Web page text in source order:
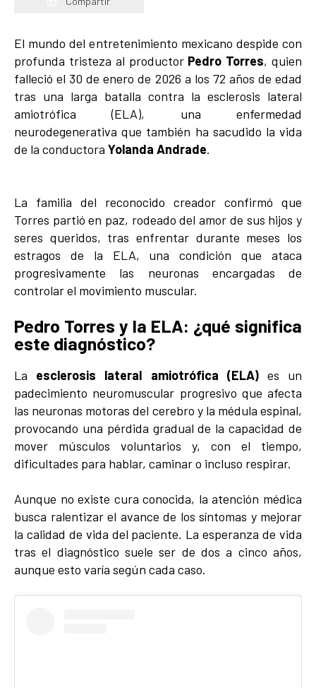
El mundo del entretenimiento mexicano despide con
profunda tristeza al productor Pedro Torres, quien
falleció el 30 de enero de 2026 a los 72 años de edad
tras una larga batalla contra la esclerosis lateral
amiotrófica (ELA), una enfermedad
neurodegenerativa que también ha sacudido la vida
de la conductora Yolanda Andrade.
La familia del reconocido creador confirmó que
Torres partió en paz, rodeado del amor de sus hijos y
seres queridos, tras enfrentar durante meses los
estragos de la ELA, una condición que ataca
progresivamente las neuronas encargadas de
controlar el movimiento muscular.
Pedro Torres y la ELA: ¿qué significa
este diagnóstico?
La esclerosis lateral amiotrófica (ELA)es un
padecimiento neuromuscular progresivo que afecta
las neuronas motoras del cerebro y la médula espinal,
provocando una pérdida gradual de la capacidad de
mover músculos voluntarios y, con el tiempo,
dificultades para hablar, caminar o incluso respirar.
Aunque no existe cura conocida, la atención médica
busca ralentizar el avance de los síntomas y mejorar
la calidad de vida del paciente. La esperanza de vida
tras el diagnóstico suele ser de dos a cinco años,
aunque esto varía según cada caso.